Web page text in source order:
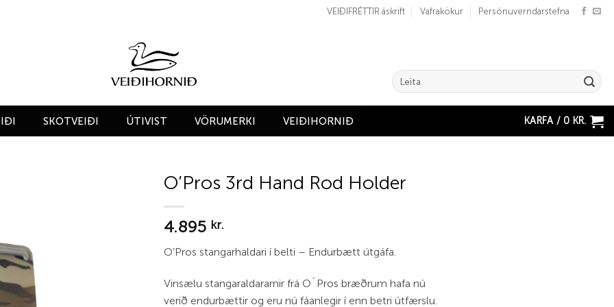
VEIÐIFRÉTTIR áskrift Vafrakökur Persónuverndarstefna
Search
for:
SKOTVEIÐI ÚTIVIST VÖRUMERKI VEIÐIHORNIÐ KARFA / 0 KR.
O’Pros 3rd Hand Rod Holder
4.895 kr.
O’Pros stangarhaldari í belti – Endurbætt útgáfa.
Vinsælu stangaraldararnir frá O´Pros bræðrum hafa nú
verið endurbættir og eru nú fáanlegir í enn betri útfærslu.